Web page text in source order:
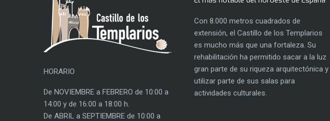
HORARIO
De NOVIEMBRE a FEBRERO de 10:00 a
14:00 y de 16:00 a 18:00 h.
De ABRIL a SEPTIEMBRE de 10:00 a
Con 8.000 metros cuadrados de
extensión, el Castillo de los Templarios
es mucho más que una fortaleza. Su
rehabilitación ha permitido sacar a la luz
gran parte de su riqueza arquitectónica y
utilizar parte de sus salas para
actividades culturales.